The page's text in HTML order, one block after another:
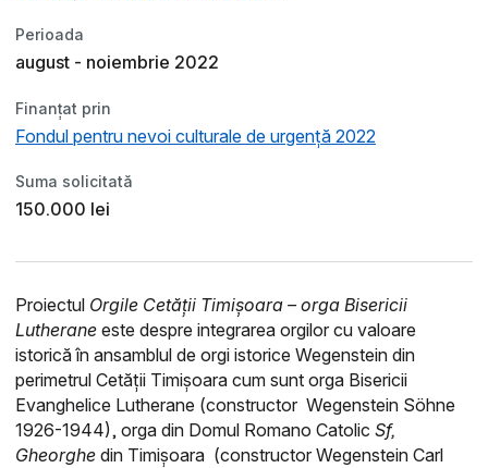
Perioada
august - noiembrie 2022
Finanțat prin
Fondul pentru nevoi culturale de urgență 2022
Suma solicitată
150.000 lei
Proiectul Orgile Cetății Timișoara – orga Bisericii
Lutherane este despre integrarea orgilor cu valoare
istorică în ansamblul de orgi istorice Wegenstein din
perimetrul Cetății Timișoara cum sunt orga Bisericii
Evanghelice Lutherane (constructor Wegenstein Söhne
1926-1944), orga din Domul Romano Catolic Sf,
Gheorghe din Timișoara (constructor Wegenstein Carl